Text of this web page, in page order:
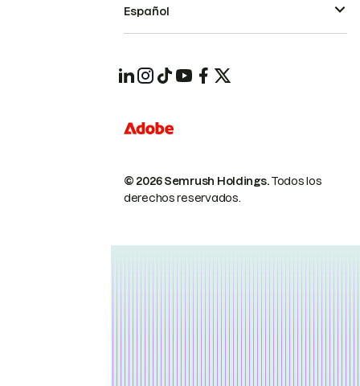
© 2026 Semrush Holdings.Todos los
derechos reservados.
Español